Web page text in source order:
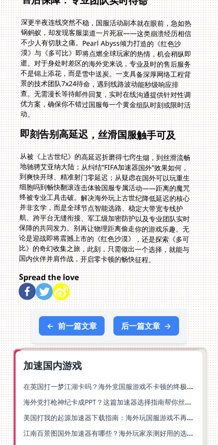
深更半夜连线突然不稳，国服活动副本就在眼前，急如热
锅蚂蚁，却发现客服渠道一片死寂——这类崩溃经历相信
不少人有切肤之痛。Pearl Abyss倾力打造的《红色沙
漠》与《多可比》即将点燃全球玩家的热情，机会稍纵即
逝。对于身处时差区的海外党来说，专业及时的售后服务
不是锦上添花，而是雪中送炭。一支具备深厚网络工程背
景的技术团队7x24待命，遇到线路波动能秒级响应排
查。无需漫长等待邮件回复，实时在线沟通提供针对性调
优方案，确保你不错过国服每一个黄金组队时刻或限时活
动。
即刻告别高延迟，丝滑国服触手可及
从被《上古世纪》的高延迟折磨得七窍生烟，到丝滑流畅
地驰骋艾亚纳大陆；从纠结“FIFA加速器国外”效果如何，
到爽快开球、精准射门零延迟；从疑虑在国外可以玩重生
细胞吗到畅快翻滚连击体验国服专属活动——距离的魔咒
终被专业工具击破。解决海外玩上古世纪降低延迟的核心
并非玄学，而是全球节点智能选路、稳定大带宽专线护
航、跨平台无缝衔接、军工级加密防护以及专业团队实时
保障的共同发力。别再让物理距离偷走你的游戏乐趣。无
论是迎战即将震撼上市的《红色沙漠》，还是探索《多可
比》的奇幻收集之旅，此刻，只需做出一个选择，就能与
国内伙伴并肩作战，开启零卡顿的畅快征程。
Spread the love
← 前一篇文章 后一篇文章 →
加速国内游戏
在英国打一梦江湖卡吗？海外党国服游戏不卡顿的终极解法
海外党打枪神纪卡成PPT？这篇加速器选择指南帮你丝滑上分
美国打我的起源加速器下载指南：海外玩国服游戏不再卡的终极方案
江南百景图国外加速器有哪些？海外玩家亲测好用的选择与避坑指南